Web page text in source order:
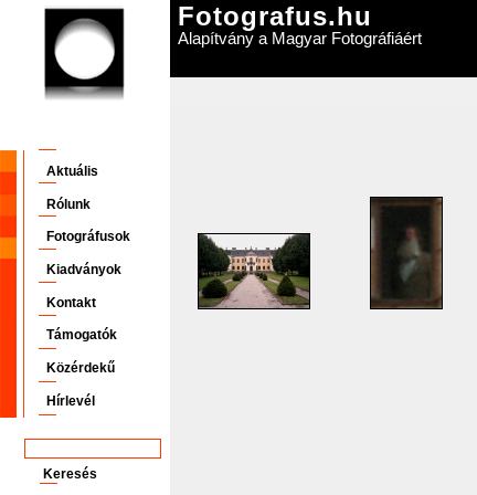
Fotografus.hu
Alapítvány a Magyar Fotográfiáért
Aktuális
Rólunk
Fotográfusok
Kiadványok
Kontakt
Támogatók
Közérdekű
Hírlevél